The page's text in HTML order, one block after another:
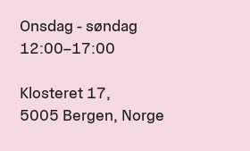
Onsdag - søndag
12:00–17:00
Klosteret 17,
5005 Bergen, Norge